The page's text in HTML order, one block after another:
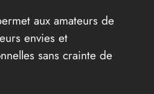
aux amateurs de
envies et
sans crainte de